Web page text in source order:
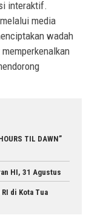
interaktif.
media
wadah
TIL DAWN”
HI, 31 Agustus
di Kota Tua